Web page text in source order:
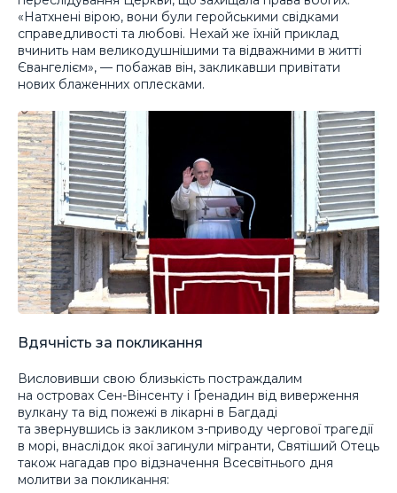
«Натхнені вірою, вони були геройськими свідками
справедливості та любові. Нехай же їхній приклад
вчинить нам великодушнішими та відважними в житті
Євангелієм», — побажав він, закликавши привітати
нових блаженних оплесками.
Вдячність за покликання
Висловивши свою близькість постраждалим
на островах Сен-Вінсенту і Ґренадин від виверження
вулкану та від пожежі в лікарні в Багдаді
та звернувшись із закликом з-приводу чергової трагедії
в морі, внаслідок якої загинули мігранти, Святіший Отець
також нагадав про відзначення Всесвітнього дня
молитви за покликання: